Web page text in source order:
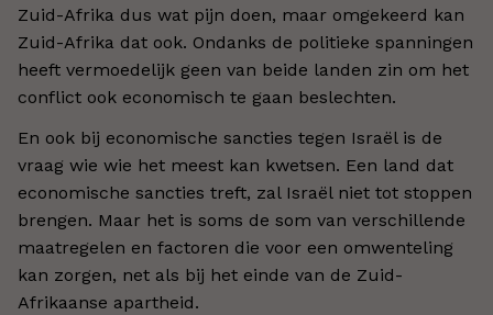
Zuid-Afrika dus wat pijn doen, maar omgekeerd kan
Zuid-Afrika dat ook. Ondanks de politieke spanningen
heeft vermoedelijk geen van beide landen zin om het
conflict ook economisch te gaan beslechten.
En ook bij economische sancties tegen Israël is de
vraag wie wie het meest kan kwetsen. Een land dat
economische sancties treft, zal Israël niet tot stoppen
brengen. Maar het is soms de som van verschillende
maatregelen en factoren die voor een omwenteling
kan zorgen, net als bij het einde van de Zuid-
Afrikaanse apartheid.